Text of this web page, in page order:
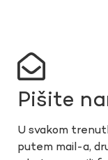
Pišite
U svakom
putem mail-a,